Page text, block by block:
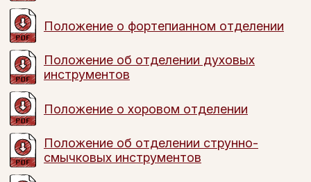
Положение о фортепианном отделении
Положение об отделении духовых
инструментов
Положение о хоровом отделении
Положение об отделении струнно-
смычковых инструментов